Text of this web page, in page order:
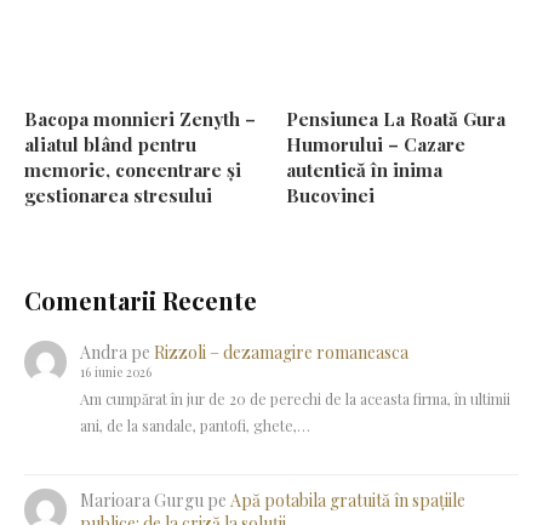
Bacopa monnieri Zenyth –
aliatul blând pentru
memorie, concentrare și
gestionarea stresului
Pensiunea La Roată Gura
Humorului – Cazare
autentică în inima
Bucovinei
Comentarii Recente
Andra pe Rizzoli – dezamagire romaneasca
16 iunie 2026
Am cumpărat în jur de 20 de perechi de la aceasta firma, în ultimii
ani, de la sandale, pantofi, ghete,…
Marioara Gurgupe Apă potabila gratuită în spațiile